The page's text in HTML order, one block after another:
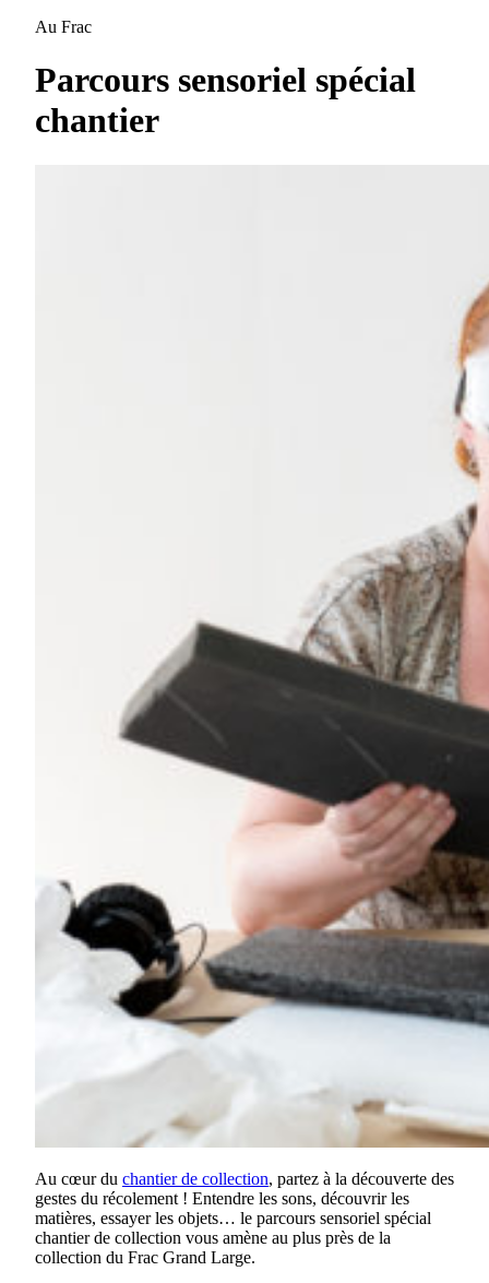
Au Frac
Parcours sensoriel spécial
chantier
Au cœur du chantier de collection, partez à la découverte des
gestes du récolement ! Entendre les sons, découvrir les
matières, essayer les objets… le parcours sensoriel spécial
chantier de collection vous amène au plus près de la
collection du Frac Grand Large.